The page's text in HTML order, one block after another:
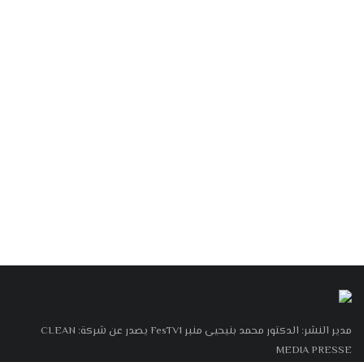
مدير النشر: الدكتور محمد بنيحيى منبر FesTV1 يصدر عن شركة: CLEAN
MEDIA PRESSE